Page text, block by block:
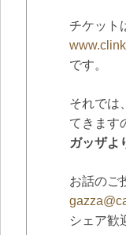
チケット
です。
それでは
てきます
ガッザよ
お話のご
シェア歓